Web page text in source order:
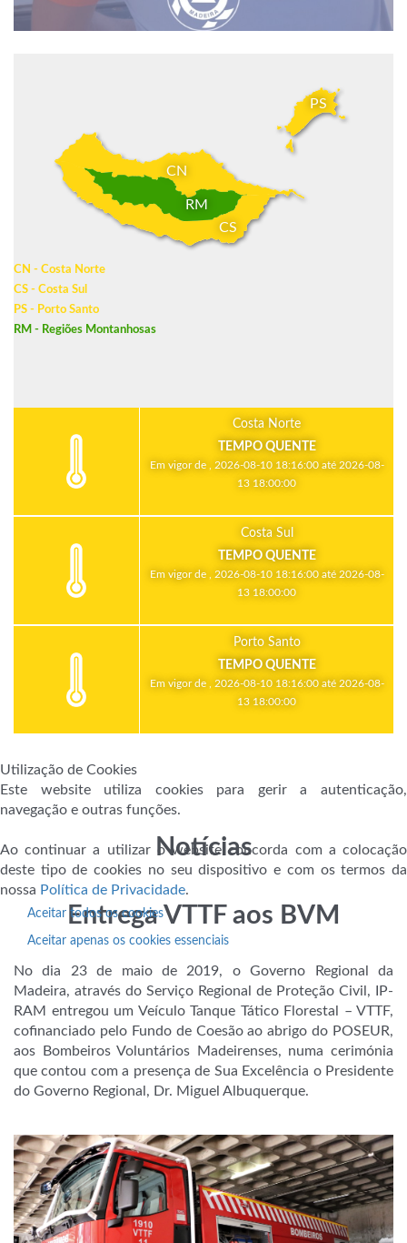
CN
CS
PS
RM
CN - Costa Norte
CS - Costa Sul
PS - Porto Santo
RM - Regiões Montanhosas
Costa Norte
TEMPO QUENTE
Em vigor de , 2026-08-10 18:16:00 até 2026-08-
13 18:00:00
Costa Sul
TEMPO QUENTE
Em vigor de , 2026-08-10 18:16:00 até 2026-08-
13 18:00:00
Porto Santo
TEMPO QUENTE
Em vigor de , 2026-08-10 18:16:00 até 2026-08-
13 18:00:00
Notícias
Entrega VTTF aos BVM
No dia 23 de maio de 2019, o Governo Regional da
Madeira, através do Serviço Regional de Proteção Civil, IP-
RAM entregou um Veículo Tanque Tático Florestal – VTTF,
cofinanciado pelo Fundo de Coesão ao abrigo do POSEUR,
aos Bombeiros Voluntários Madeirenses, numa cerimónia
que contou com a presença de Sua Excelência o Presidente
do Governo Regional, Dr. Miguel Albuquerque.
Utilização de Cookies
Este website utiliza cookies para gerir a autenticação,
navegação e outras funções.
Ao continuar a utilizar o website concorda com a colocação
deste tipo de cookies no seu dispositivo e com os termos da
nossa Política de Privacidade.
Aceitar todos os cookies
Aceitar apenas os cookies essenciais